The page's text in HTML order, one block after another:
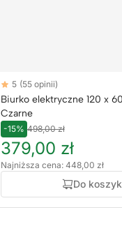
Reviews
5 out of 5 stars
5 (55 opinii)
Biurko elektryczne 120 x
Czarne
-15% 498,00 zł
379,00 zł
Najniższa cena: 448,00 zł
Do